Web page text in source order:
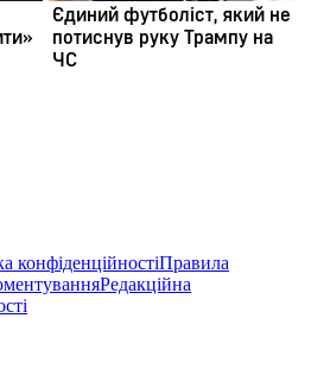
конфіденційностіПравила
Редакційна